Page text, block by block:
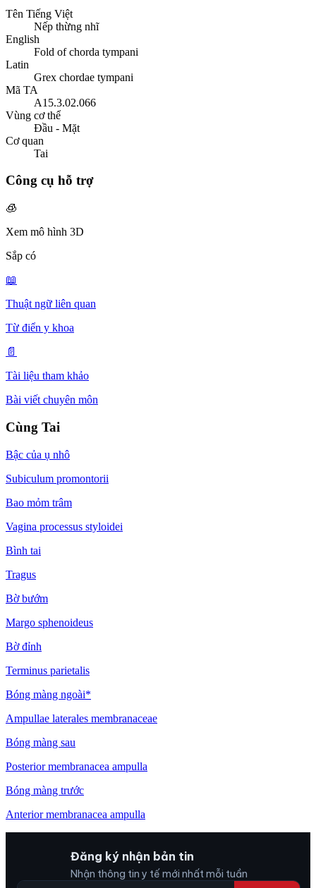
Tên Tiếng Việt
Nếp thừng nhĩ
English
Fold of chorda tympani
Latin
Grex chordae tympani
Mã TA
A15.3.02.066
Vùng cơ thể
Đầu - Mặt
Cơ quan
Tai
Công cụ hỗ trợ
🧊
Xem mô hình 3D
Sắp có
📖
Thuật ngữ liên quan
Từ điển y khoa
📄
Tài liệu tham khảo
Bài viết chuyên môn
Cùng Tai
Bậc của ụ nhô
Subiculum promontorii
Bao mỏm trâm
Vagina processus styloidei
Bình tai
Tragus
Bờ bướm
Margo sphenoideus
Bờ đỉnh
Terminus parietalis
Bóng màng ngoài*
Ampullae laterales membranaceae
Bóng màng sau
Posterior membranacea ampulla
Bóng màng trước
Anterior membranacea ampulla
Đăng ký nhận bản tin
Nhận thông tin y tế mới nhất mỗi tuần